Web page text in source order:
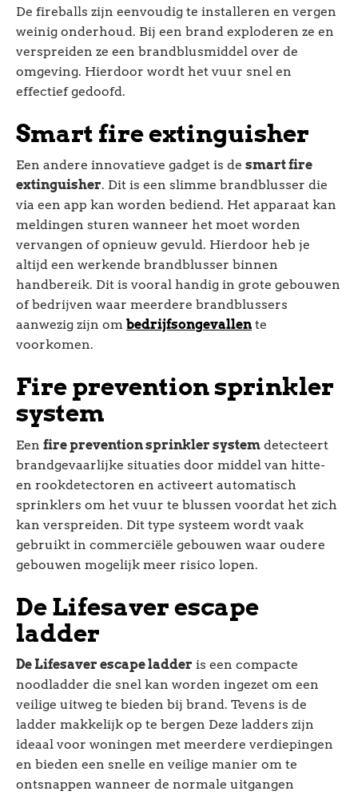
De fireballs zijn eenvoudig te installeren en vergen
weinig onderhoud. Bij een brand exploderen ze en
verspreiden ze een brandblusmiddel over de
omgeving. Hierdoor wordt het vuur snel en
effectief gedoofd.
Smart fire extinguisher
Een andere innovatieve gadget is de smart fire
extinguisher. Dit is een slimme brandblusser die
via een app kan worden bediend. Het apparaat kan
meldingen sturen wanneer het moet worden
vervangen of opnieuw gevuld. Hierdoor heb je
altijd een werkende brandblusser binnen
handbereik. Dit is vooral handig in grote gebouwen
of bedrijven waar meerdere brandblussers
aanwezig zijn om bedrijfsongevallen te
voorkomen.
Fire prevention sprinkler
system
Een fire prevention sprinkler system detecteert
brandgevaarlijke situaties door middel van hitte-
en rookdetectoren en activeert automatisch
sprinklers om het vuur te blussen voordat het zich
kan verspreiden. Dit type systeem wordt vaak
gebruikt in commerciële gebouwen waar oudere
gebouwen mogelijk meer risico lopen.
De Lifesaver escape
ladder
De Lifesaver escape ladder is een compacte
noodladder die snel kan worden ingezet om een
veilige uitweg te bieden bij brand. Tevens is de
ladder makkelijk op te bergen Deze ladders zijn
ideaal voor woningen met meerdere verdiepingen
en bieden een snelle en veilige manier om te
ontsnappen wanneer de normale uitgangen